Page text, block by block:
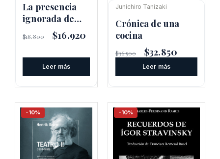
La presencia
ignorada de
Dios – Viktor
Frankl
$18.800
El
precio
era:
$18.800.
$16.920
es:
Leer más
Crónica de una
cocina
Junichiro Tanizaki
$36.500
El
precio
original
era:
$36.500.
$32.850
precio
es:
$32.850.
Leer más
-10% -10%